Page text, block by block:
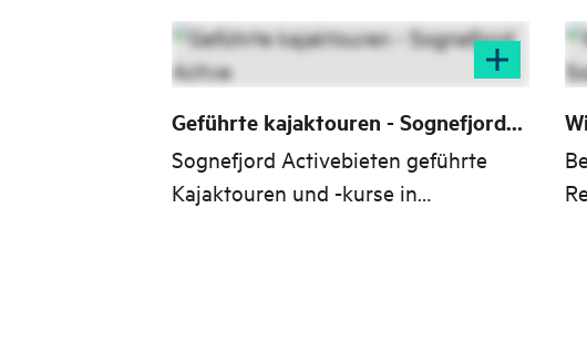
Geführte kajaktouren - Sognefjord
Active
Sognefjord Activebieten geführte
Kajaktouren und -kurse in